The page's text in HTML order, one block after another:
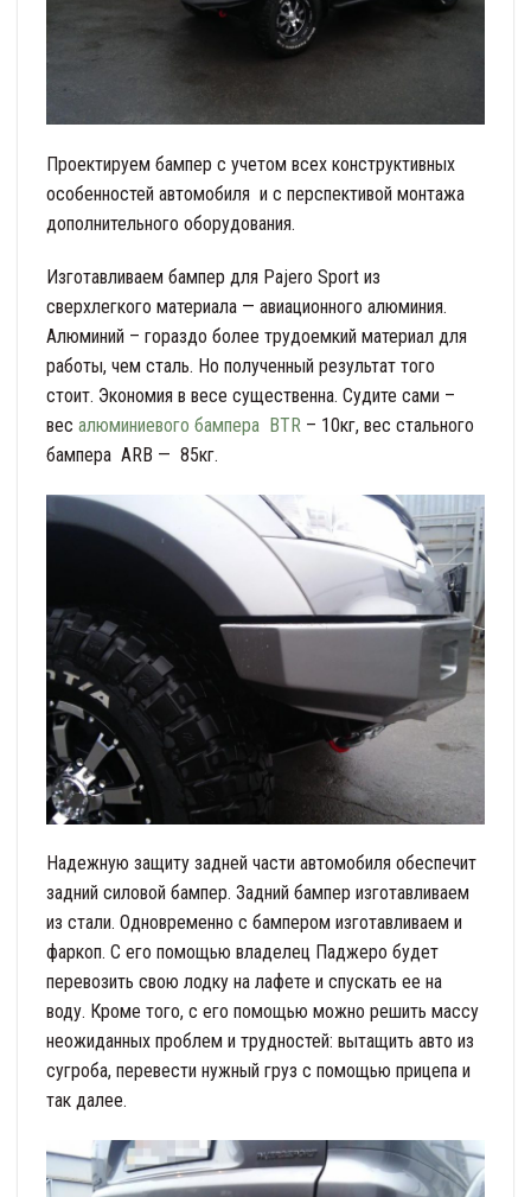
Проектируем бампер с учетом всех конструктивных
особенностей автомобиля и с перспективой монтажа
дополнительного оборудования.
Изготавливаем бампер для Pajero Sport из
сверхлегкого материала — авиационного алюминия.
Алюминий – гораздо более трудоемкий материал для
работы, чем сталь. Но полученный результат того
стоит. Экономия в весе существенна. Судите сами –
вес алюминиевого бампера BTR – 10кг, вес стального
бампера ARB — 85кг.
Надежную защиту задней части автомобиля обеспечит
задний силовой бампер. Задний бампер изготавливаем
из стали. Одновременно с бампером изготавливаем и
фаркоп. С его помощью владелец Паджеро будет
перевозить свою лодку на лафете и спускать ее на
воду. Кроме того, с его помощью можно решить массу
неожиданных проблем и трудностей: вытащить авто из
сугроба, перевести нужный груз с помощью прицепа и
так далее.